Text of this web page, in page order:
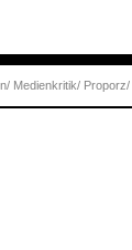
Medienkritik/ Proporz/